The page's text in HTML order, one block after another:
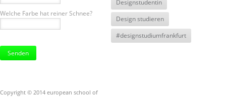
Welche Farbe hat reiner Schnee?
lasse
dieses
Designstudentin
Design studieren
#designstudiumfrankfurt
Copyright © 2014 european school of